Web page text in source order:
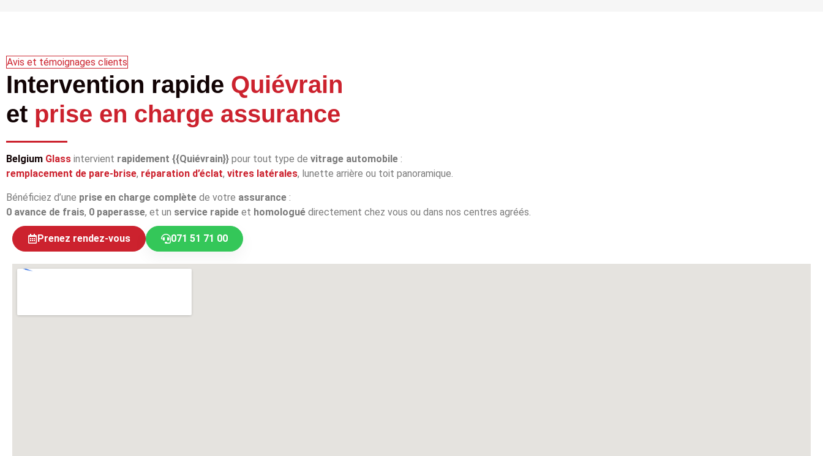
Avis et témoignages clients
Intervention rapide Quiévrain
et prise en charge assurance
Belgium Glass intervient rapidement {{Quiévrain}} pour tout type de vitrage automobile :
remplacement de pare‑brise, réparation d’éclat, vitres latérales, lunette arrière ou toit panoramique.
Bénéficiez d’une prise en charge complète de votre assurance :
0 avance de frais, 0 paperasse, et un service rapide et homologué directement chez vous ou dans nos centres agréés.
Prenez rendez-vous 071 51 71 00